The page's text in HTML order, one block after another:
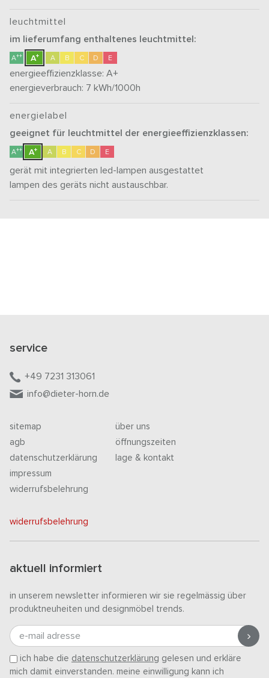
leuchtmittel
im lieferumfang enthaltenes leuchtmittel:
A++ A+ A B C D E
energieeffizienzklasse:A+
energieverbrauch: 7 kWh/1000h
energielabel
geeignet für leuchtmittel der energieeffizienzklassen:
A++ A+ A B C D E
gerät mit integrierten led-lampen ausgestattet
lampen des geräts nicht austauschbar.
service
+49 7231 313061
info@dieter-horn.de
sitemap
agb
datenschutzerklärung
impressum
widerrufsbelehrung
über uns
öffnungszeiten
lage & kontakt
widerrufsbelehrung
aktuell informiert
in unserem newsletter informieren wir sie regelmässig über
produktneuheiten und designmöbel trends.
e-mail adresse
ich habe die datenschutzerklärung gelesen und erkläre
mich damit einverstanden. meine einwilligung kann ich